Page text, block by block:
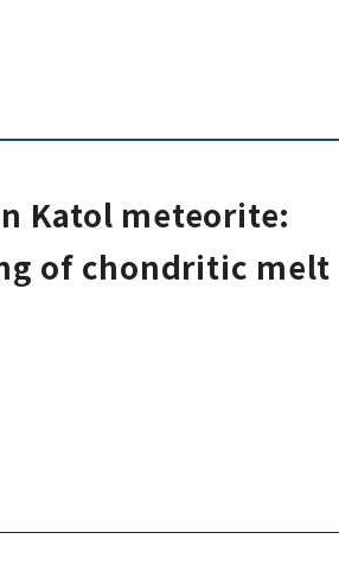
Katol meteorite:
of chondritic melt